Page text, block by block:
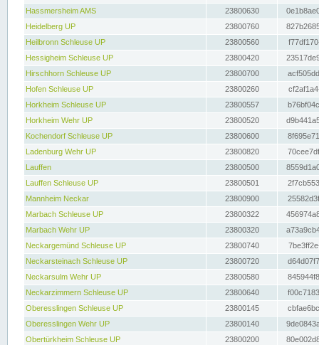
Hassmersheim AMS
23800630
Heidelberg UP
23800760
Heilbronn Schleuse UP
23800560
Hessigheim Schleuse UP
23800420
Hirschhorn Schleuse UP
23800700
Hofen Schleuse UP
23800260
Horkheim Schleuse UP
23800557
Horkheim Wehr UP
23800520
Kochendorf Schleuse UP
23800600
Ladenburg Wehr UP
23800820
Lauffen
23800500
Lauffen Schleuse UP
23800501
Mannheim Neckar
23800900
Marbach Schleuse UP
23800322
Marbach Wehr UP
23800320
Neckargemünd Schleuse UP
23800740
Neckarsteinach Schleuse UP
23800720
Neckarsulm Wehr UP
23800580
Neckarzimmern Schleuse UP
23800640
Oberesslingen Schleuse UP
23800145
Oberesslingen Wehr UP
23800140
Obertürkheim Schleuse UP
23800200